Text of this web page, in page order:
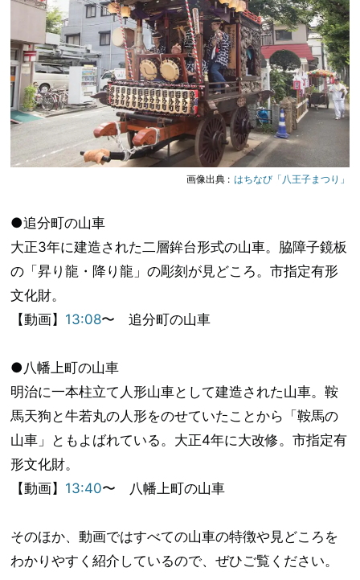
画像出典 : はちなび「八王子まつり」
●追分町の山車
大正3年に建造された二層鉾台形式の山車。脇障子鏡板
の「昇り龍・降り龍」の彫刻が見どころ。市指定有形
文化財。
【動画】 13:08〜 追分町の山車
●八幡上町の山車
明治に一本柱立て人形山車として建造された山車。鞍
馬天狗と牛若丸の人形をのせていたことから「鞍馬の
山車」ともよばれている。大正4年に大改修。市指定有
形文化財。
【動画】 13:40〜 八幡上町の山車
そのほか、動画ではすべての山車の特徴や見どころを
わかりやすく紹介しているので、ぜひご覧ください。